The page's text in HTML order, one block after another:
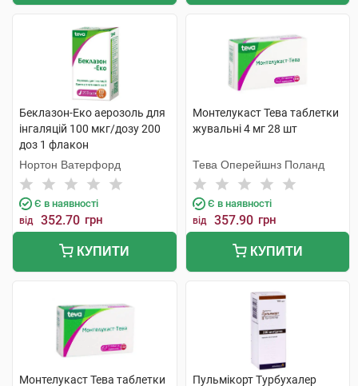
Беклазон-Еко аерозоль для
інгаляцій 100 мкг/дозу 200
доз 1 флакон
Нортон Ватерфорд
Є в наявності
від 352.70 грн
КУПИТИ
Монтелукаст Тева таблетки
жувальні 4 мг 28 шт
Тева Оперейшнз Поланд
Є в наявності
від 357.90 грн
КУПИТИ
Монтелукаст Тева таблетки Пульмікорт Турбухалер